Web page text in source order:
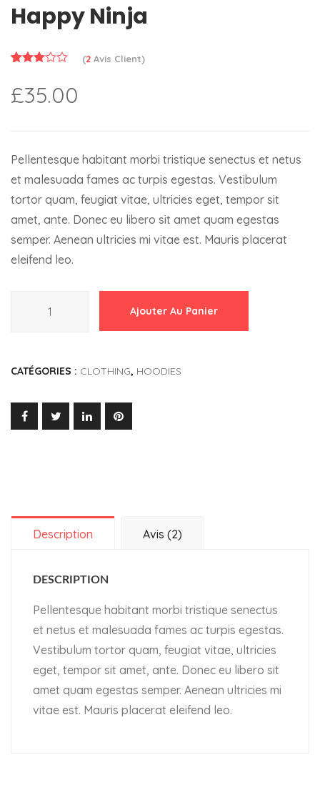
Happy Ninja
client
(2 Avis Client)
£35.00
Pellentesque habitant morbi tristique senectus et netus
et malesuada fames ac turpis egestas. Vestibulum
tortor quam, feugiat vitae, ultricies eget, tempor sit
amet, ante. Donec eu libero sit amet quam egestas
semper. Aenean ultricies mi vitae est. Mauris placerat
eleifend leo.
Ajouter Au Panier
CATÉGORIES : CLOTHING, HOODIES
Description Avis (2)
DESCRIPTION
Pellentesque habitant morbi tristique senectus
et netus et malesuada fames ac turpis egestas.
Vestibulum tortor quam, feugiat vitae, ultricies
eget, tempor sit amet, ante. Donec eu libero sit
amet quam egestas semper. Aenean ultricies mi
vitae est. Mauris placerat eleifend leo.